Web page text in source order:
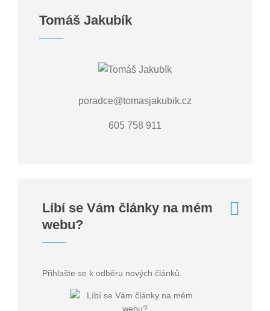
Tomáš Jakubík
poradce@tomasjakubik.cz
605 758 911
Líbí se Vám články na mém
webu?
Přihlašte se k odběru nových článků.